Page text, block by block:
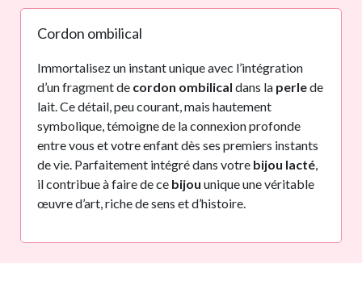
Cordon ombilical
Immortalisez un instant unique avec l’intégration
d’un fragment de cordon ombilical dans la perlede
lait. Ce détail, peu courant, mais hautement
symbolique, témoigne de la connexion profonde
entre vous et votre enfant dès ses premiers instants
de vie. Parfaitement intégré dans votre bijou lacté
il contribue à faire de ce bijou unique une véritable
œuvre d’art, riche de sens et d’histoire.